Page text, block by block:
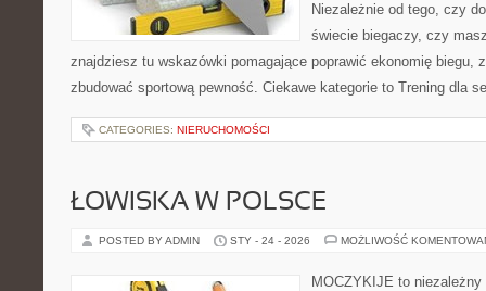
Niezależnie od tego, czy
świecie biegaczy, czy
znajdziesz tu wskazówki pomagające poprawić ekonomię biegu,
zbudować sportową pewność. Ciekawe kategorie to Trening dla
CATEGORIES: NIERUCHOMOŚCI
ŁOWISKA W POLSCE
POSTED BY ADMIN STY - 24 - 2026 MOŻLIWOŚĆ
MOCZYKIJE to